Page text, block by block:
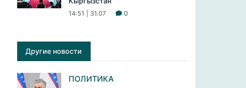
14:51 | 31.07 0
Другие новости
ПОЛИТИКА